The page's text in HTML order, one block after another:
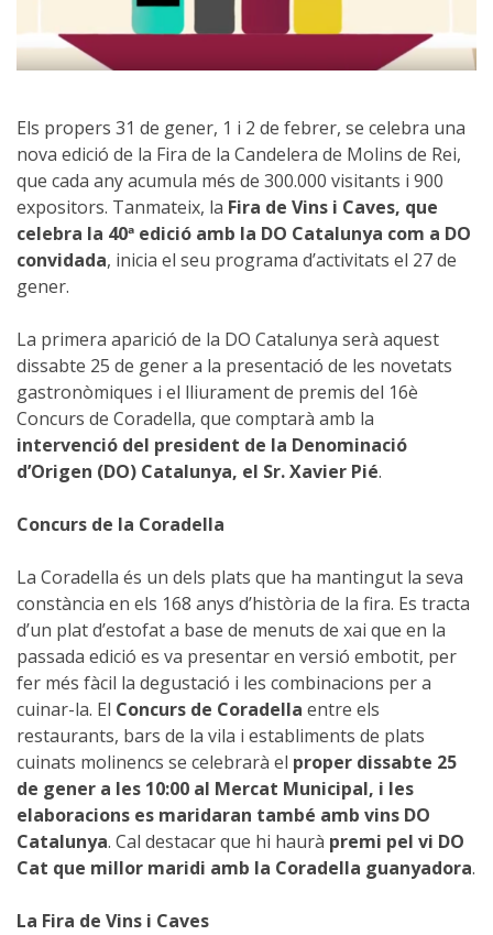
Els propers 31 de gener, 1 i 2 de febrer, se celebra una
nova edició de la Fira de la Candelera de Molins de Rei,
que cada any acumula més de 300.000 visitants i 900
expositors. Tanmateix, la Fira de Vins i Caves, que
celebra la 40ª edició amb la DO Catalunya com a DO
convidada, inicia el seu programa d’activitats el 27 de
gener.
La primera aparició de la DO Catalunya serà aquest
dissabte 25 de gener a la presentació de les novetats
gastronòmiques i el lliurament de premis del 16è
Concurs de Coradella, que comptarà amb la
intervenció del president de la Denominació
d’Origen (DO) Catalunya, el Sr. Xavier Pié.
Concurs de la Coradella
La Coradella és un dels plats que ha mantingut la seva
constància en els 168 anys d’història de la fira. Es tracta
d’un plat d’estofat a base de menuts de xai que en la
passada edició es va presentar en versió embotit, per
fer més fàcil la degustació i les combinacions per a
cuinar-la. El Concurs de Coradella entre els
restaurants, bars de la vila i establiments de plats
cuinats molinencs se celebrarà el proper dissabte 25
de gener a les 10:00 al Mercat Municipal, i les
elaboracions es maridaran també amb vins DO
Catalunya. Cal destacar que hi haurà premi pel vi DO
Cat que millor maridi amb la Coradella guanyadora.
La Fira de Vins i Caves